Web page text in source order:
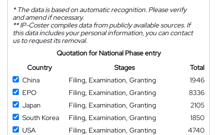
*The data is based on automatic recognition. Please verify
and amend if necessary.
**IP-Coster compiles data from publicly available sources. If
this data includes your personal information, you can contact
us to request its removal.
Quotation for National Phase entry
Country
Stages
Total
China
Filing, Examination, Granting
1946
EPO
Filing, Examination, Granting
8336
Japan
Filing, Examination, Granting
2105
South Korea
Filing, Examination, Granting
1850
USA
Filing, Examination, Granting
4740